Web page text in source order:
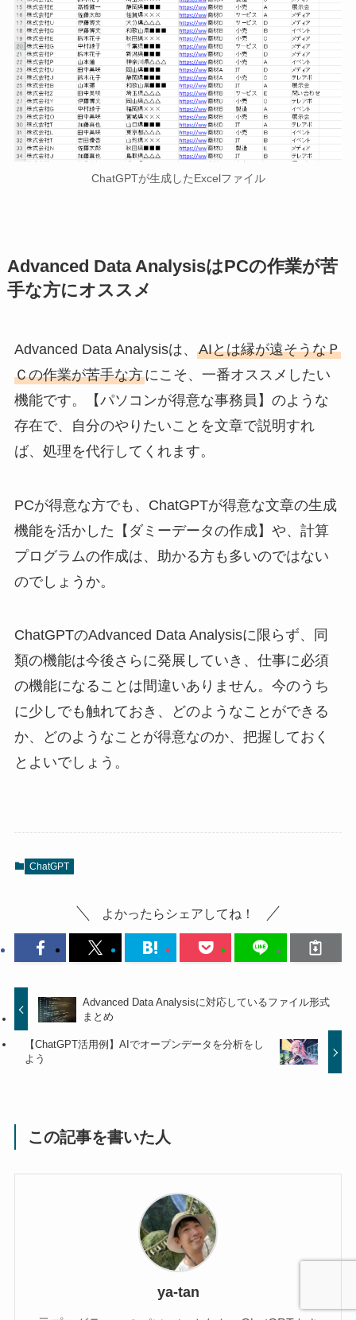
ChatGPTが生成したExcelファイル
Advanced Data AnalysisはPCの作業が苦
手な方にオススメ
Advanced Data Analysisは、 AIとは縁が遠そうなＰ
Ｃの作業が苦手な方にこそ、一番オススメしたい
機能です。【パソコンが得意な事務員】のような
存在で、自分のやりたいことを文章で説明すれ
ば、処理を代行してくれます。
PCが得意な方でも、ChatGPTが得意な文章の生成
機能を活かした【ダミーデータの作成】や、計算
プログラムの作成は、助かる方も多いのではない
のでしょうか。
ChatGPTのAdvanced Data Analysisに限らず、同
類の機能は今後さらに発展していき、仕事に必須
の機能になることは間違いありません。今のうち
に少しでも触れておき、どのようなことができる
か、どのようなことが得意なのか、把握しておく
とよいでしょう。
ChatGPT
よかったらシェアしてね！
Advanced Data Analysisに対応しているファイル形式
まとめ
【ChatGPT活用例】AIでオープンデータを分析をし
よう
この記事を書いた人
ya-tan